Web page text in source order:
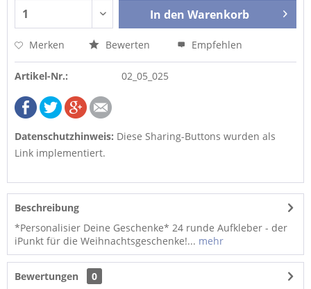
In den Warenkorb
Merken Bewerten Empfehlen
Artikel-Nr.: 02_05_025
Datenschutzhinweis: Diese Sharing-Buttons wurden als
Link implementiert.
Beschreibung
*Personalisier Deine Geschenke* 24 runde Aufkleber - der
iPunkt für die Weihnachtsgeschenke!... mehr
Bewertungen
0